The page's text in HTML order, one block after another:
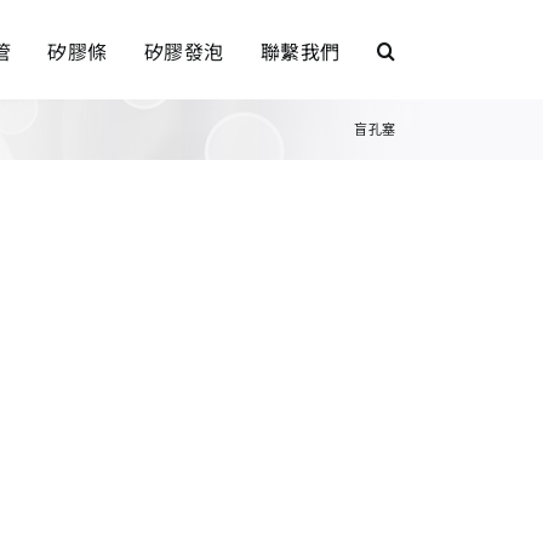
矽膠條 矽膠發泡 聯繫我們
盲孔塞